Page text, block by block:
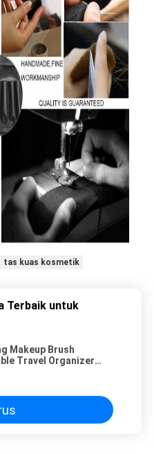
tas kuas kosmetik
Terbaik untuk
Makeup Brush
Travel Organizer